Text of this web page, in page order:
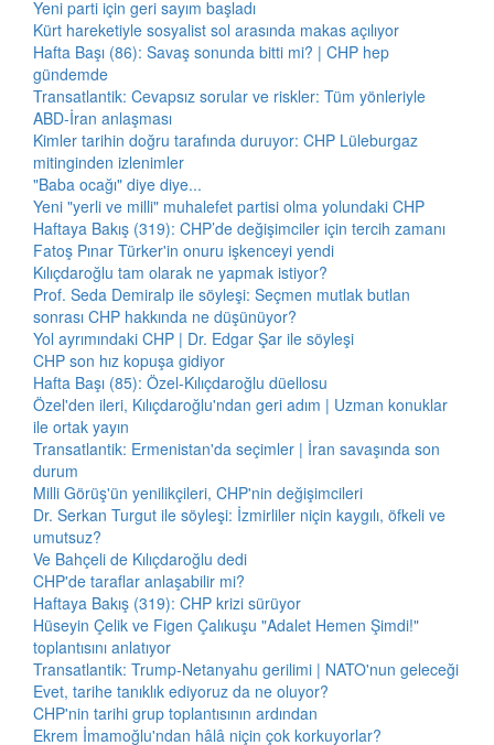
Yeni parti için geri sayım başladı
Kürt hareketiyle sosyalist sol arasında makas açılıyor
Hafta Başı (86): Savaş sonunda bitti mi? | CHP hep
gündemde
Transatlantik: Cevapsız sorular ve riskler: Tüm yönleriyle
ABD-İran anlaşması
Kimler tarihin doğru tarafında duruyor: CHP Lüleburgaz
mitinginden izlenimler
"Baba ocağı" diye diye...
Yeni "yerli ve milli" muhalefet partisi olma yolundaki CHP
Haftaya Bakış (319): CHP’de değişimciler için tercih zamanı
Fatoş Pınar Türker'in onuru işkenceyi yendi
Kılıçdaroğlu tam olarak ne yapmak istiyor?
Prof. Seda Demiralp ile söyleşi: Seçmen mutlak butlan
sonrası CHP hakkında ne düşünüyor?
Yol ayrımındaki CHP | Dr. Edgar Şar ile söyleşi
CHP son hız kopuşa gidiyor
Hafta Başı (85): Özel-Kılıçdaroğlu düellosu
Özel'den ileri, Kılıçdaroğlu'ndan geri adım | Uzman konuklar
ile ortak yayın
Transatlantik: Ermenistan'da seçimler | İran savaşında son
durum
Milli Görüş'ün yenilikçileri, CHP'nin değişimcileri
Dr. Serkan Turgut ile söyleşi: İzmirliler niçin kaygılı, öfkeli ve
umutsuz?
Ve Bahçeli de Kılıçdaroğlu dedi
CHP'de taraflar anlaşabilir mi?
Haftaya Bakış (319): CHP krizi sürüyor
Hüseyin Çelik ve Figen Çalıkuşu "Adalet Hemen Şimdi!"
toplantısını anlatıyor
Transatlantik: Trump-Netanyahu gerilimi | NATO'nun geleceği
Evet, tarihe tanıklık ediyoruz da ne oluyor?
CHP'nin tarihi grup toplantısının ardından
Ekrem İmamoğlu'ndan hâlâ niçin çok korkuyorlar?